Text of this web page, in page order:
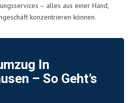
– alles aus einer Hand,
konzentrieren können.
In
– So Geht’s